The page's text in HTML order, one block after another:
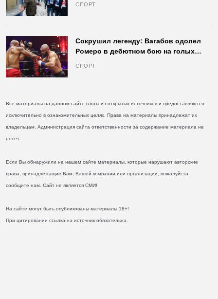
СПОРТ
Сокрушил легенду: Вагабов одолел
Ромеро в дебютном бою на голых
СПОРТ
Все материалы на данном сайте взяты из открытых источников и предоставляются
исключительно в ознакомительных целях. Права на материалы принадлежат их
владельцам. Администрация сайта ответственности за содержание материала не
несет.
Если Вы обнаружили на нашем сайте материалы, которые нарушают авторские
права, принадлежащие Вам, Вашей компании или организации, пожалуйста,
сообщите нам. Сайт не является СМИ!
На сайте могут быть опубликованы материалы 18+!
При цитировании ссылка на источник обязательна.